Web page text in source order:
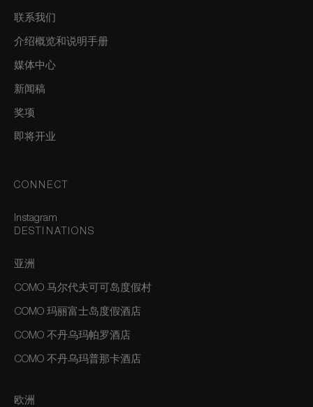
联系我们
介绍概览和说明手册
媒体中心
新闻稿
奖项
即将开业
CONNECT
Instagram
DESTINATIONS
亚洲
COMO 马尔代夫可可岛度假村
COMO 玛丽富士岛度假酒店
COMO 不丹乌玛帕罗酒店
COMO 不丹乌玛普那卡酒店
欧洲